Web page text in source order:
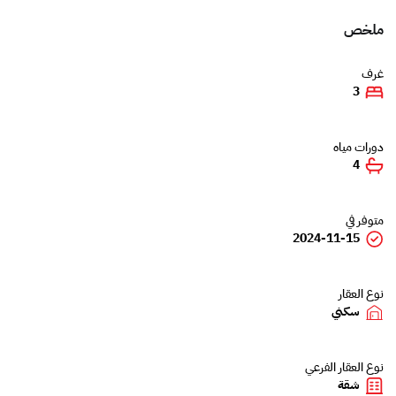
ملخص
غرف
3
دورات مياه
4
متوفر في
2024-11-15
نوع العقار
سكني
نوع العقار الفرعي
شقة